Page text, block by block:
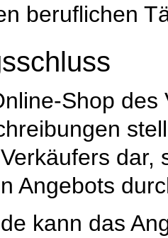
beruflichen
Shop
dar,
Angebots
kann das